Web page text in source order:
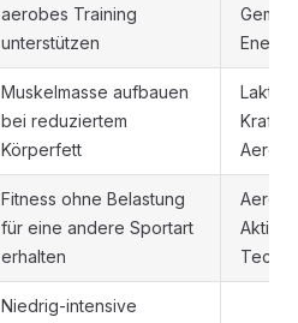
aerobes Training
unterstützen
Muskelmasse aufbauen
bei reduziertem
Körperfett
Kraft/
Fitness ohne Belastung
für eine andere Sportart
erhalten
Aktive
Niedrig-intensive